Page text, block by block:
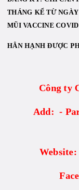
THÁNG KỂ TỪ
MŨI VACCINE
HÂN HẠNH ĐƯỢC
Công ty
Add: -
Website: